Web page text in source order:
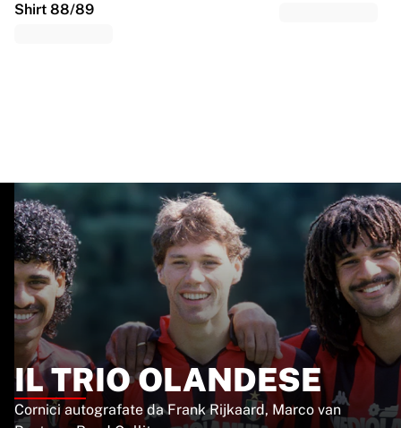
Shirt 88/89
IL TRIO OLANDESE
Cornici autografate da Frank Rijkaard, Marco van